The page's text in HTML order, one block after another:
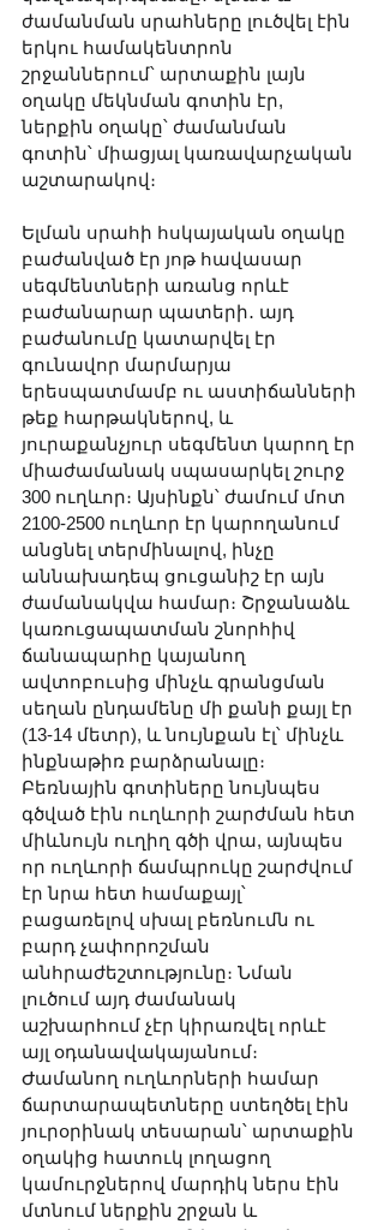
ժամանման սրահները լուծվել էին
երկու համակենտրոն
շրջաններում՝ արտաքին լայն
օղակը մեկնման գոտին էր,
ներքին օղակը՝ ժամանման
գոտին՝ միացյալ կառավարչական
աշտարակով։
Ելման սրահի հսկայական օղակը
բաժանված էր յոթ հավասար
սեգմենտների առանց որևէ
բաժանարար պատերի․ այդ
բաժանումը կատարվել էր
գունավոր մարմարյա
երեսպատմամբ ու աստիճանների
թեք հարթակներով, և
յուրաքանչյուր սեգմենտ կարող էր
միաժամանակ սպասարկել շուրջ
300 ուղևոր։ Այսինքն՝ ժամում մոտ
2100-2500 ուղևոր էր կարողանում
անցնել տերմինալով, ինչը
աննախադեպ ցուցանիշ էր այն
ժամանակվա համար։ Շրջանաձև
կառուցապատման շնորհիվ
ճանապարհը կայանող
ավտոբուսից մինչև գրանցման
սեղան ընդամենը մի քանի քայլ էր
(13-14 մետր), և նույնքան էլ՝ մինչև
ինքնաթիռ բարձրանալը։
Բեռնային գոտիները նույնպես
գծված էին ուղևորի շարժման հետ
միևնույն ուղիղ գծի վրա, այնպես
որ ուղևորի ճամպրուկը շարժվում
էր նրա հետ համաքայլ՝
բացառելով սխալ բեռնումն ու
բարդ չափորոշման
անհրաժեշտությունը։ Նման
լուծում այդ ժամանակ
աշխարհում չէր կիրառվել որևէ
այլ օդանավակայանում։
Ժամանող ուղևորների համար
ճարտարապետները ստեղծել էին
յուրօրինակ տեսարան՝ արտաքին
օղակից հատուկ լողացող
կամուրջներով մարդիկ ներս էին
մտնում ներքին շրջան և